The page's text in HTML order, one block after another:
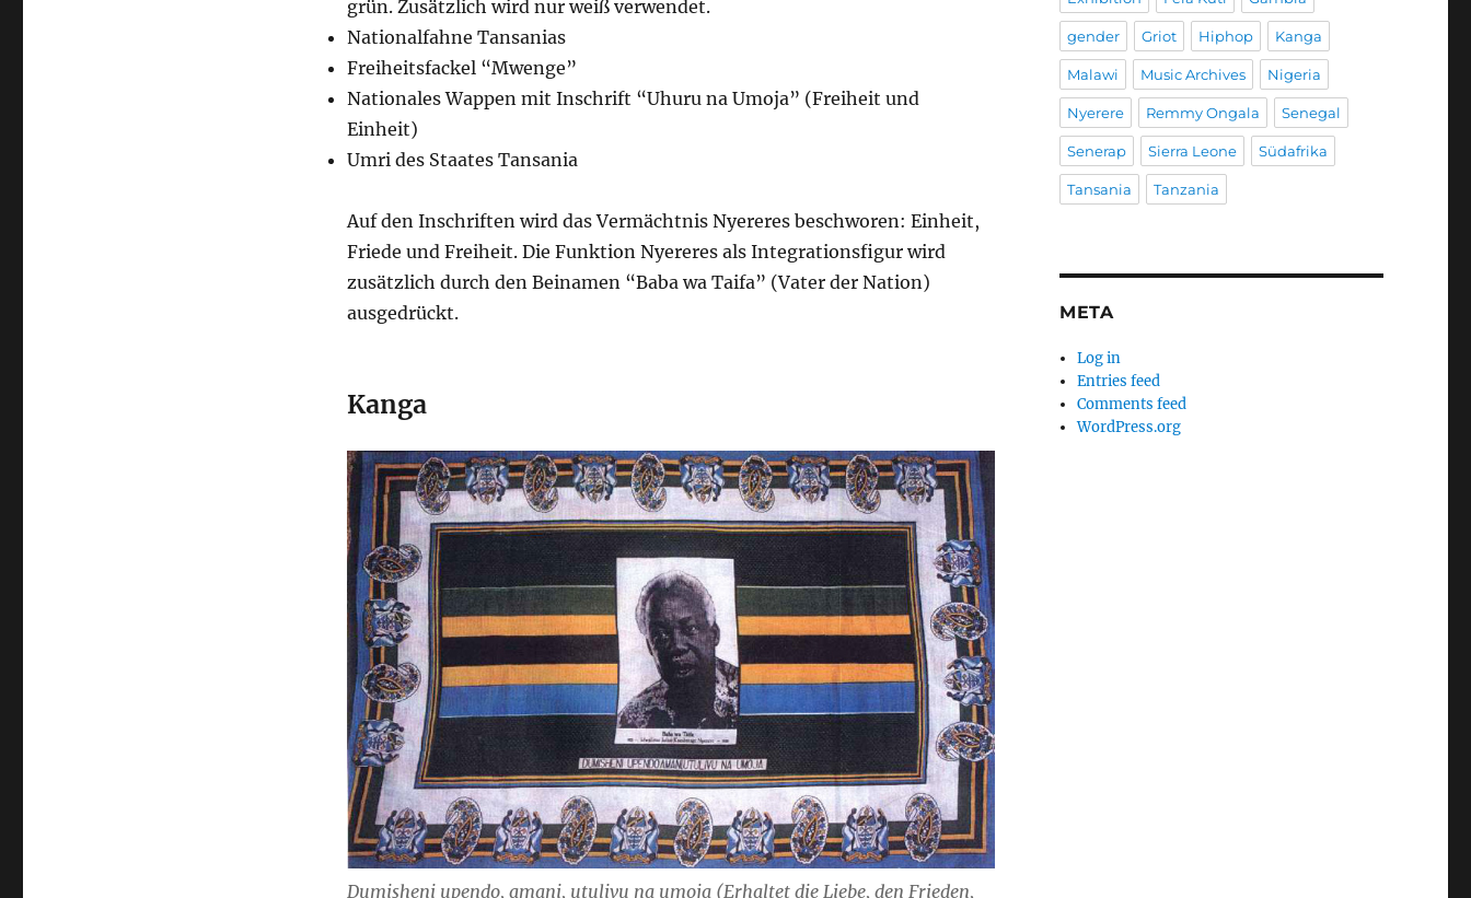
grün. Zusätzlich wird nur weiß verwendet.
Nationalfahne Tansanias
Freiheitsfackel “Mwenge”
Nationales Wappen mit Inschrift “Uhuru na Umoja” (Freiheit und
Einheit)
Umri des Staates Tansania
Auf den Inschriften wird das Vermächtnis Nyereres beschworen: Einheit,
Friede und Freiheit. Die Funktion Nyereres als Integrationsfigur wird
zusätzlich durch den Beinamen “Baba wa Taifa” (Vater der Nation)
ausgedrückt.
Kanga
Dumisheni upendo, amani, utulivu na umoja (Erhaltet die Liebe, den Frieden,
gender Griot Hiphop Kanga
Malawi Music Archives Nigeria
Nyerere Remmy Ongala Senegal
Senerap Sierra Leone Südafrika
Tansania Tanzania
META
Log in
Entries feed
Comments feed
WordPress.org